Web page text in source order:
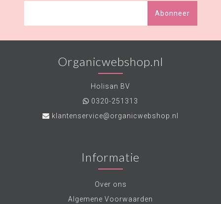
Abonneer
Organicwebshop.nl
Holisan BV
0320-251313
klantenservice@organicwebshop.nl
Informatie
Over ons
Algemene Voorwaarden